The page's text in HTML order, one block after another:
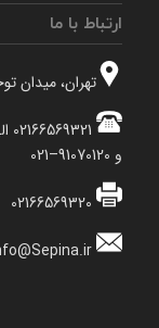
ارتباط با ما
تهران، میدان
و 91070120–021
02166569320
info@Sepina.ir